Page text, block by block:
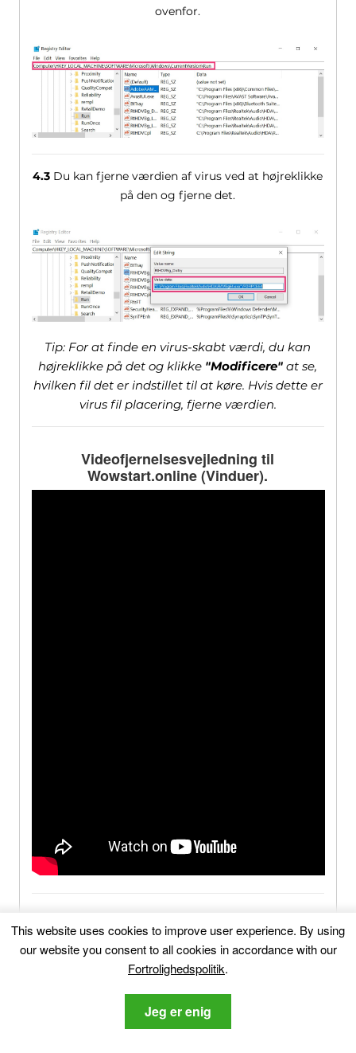
ovenfor.
4.3 Du kan fjerne værdien af ​​virus ved at højreklikke
på den og fjerne det.
Tip: For at finde en virus-skabt værdi, du kan
højreklikke på det og klikke "Modificere" at se,
hvilken fil det er indstillet til at køre. Hvis dette er
virus fil placering, fjerne værdien.
Videofjernelsesvejledning til
Wowstart.online (Vinduer).
Wowstart.online-FAQ
What Is Wowstart.online?
This website uses cookies to improve user experience. By using
our website you consent to all cookies in accordance with our
Fortrolighedspolitik.
Jeg er enig